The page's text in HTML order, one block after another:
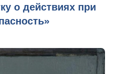
о действиях при